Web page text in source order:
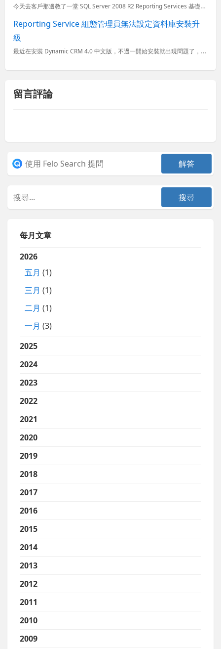
今天去客戶那邊教了一堂 SQL Server 2008 R2 Reporting Services 基礎課程，雖然短短三個小時能教的東西不多但重點應該都點到了，而且快速上手之後只要有資料在手，透過內建...
Reporting Service 組態管理員無法設定資料庫安裝升
級
最近在安裝 Dynamic CRM 4.0 中文版，不過一開始安裝就出現問題了，因為我之前在安裝 Microsoft SQL Server 2005 的時候並沒有連同安裝 Reporting Serv...
留言評論
每月文章
2026
五月 (1)
三月 (1)
二月 (1)
一月 (3)
2025
2024
2023
2022
2021
2020
2019
2018
2017
2016
2015
2014
2013
2012
2011
2010
2009